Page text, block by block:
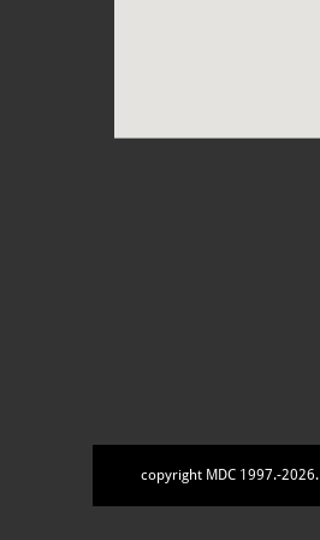
copyright MDC 1997.-2026.